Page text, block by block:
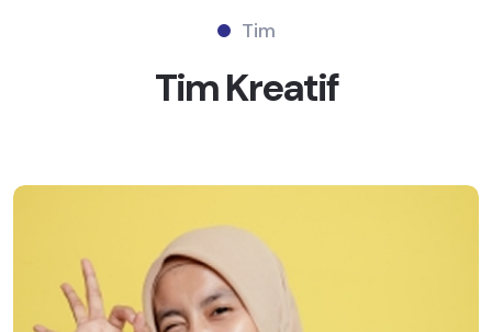
Tim
TimKreatif